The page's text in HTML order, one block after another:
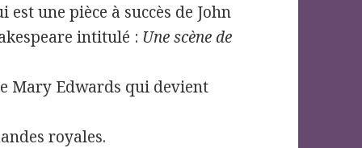
est une pièce à succès de John
intitulé : Une scène de
Mary Edwards qui devient
royales.